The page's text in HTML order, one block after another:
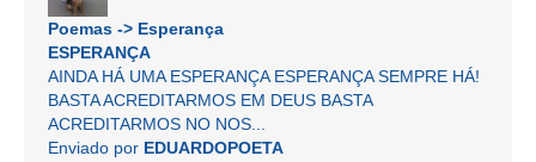
Poemas -> Esperança
ESPERANÇA
AINDA HÁ UMA ESPERANÇA ESPERANÇA SEMPRE HÁ!
BASTA ACREDITARMOS EM DEUS BASTA
ACREDITARMOS NO NOS...
Enviado por EDUARDOPOETA